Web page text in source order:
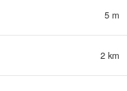
5 m
2 km